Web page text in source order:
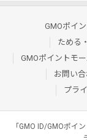
GMOポイ
ためる
GMOポイントモ
お問い
プラ
「GMO ID/GMOポイ